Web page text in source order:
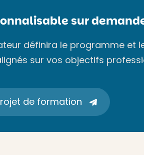
sur
définira le programme et
sur vos objectifs
de formation